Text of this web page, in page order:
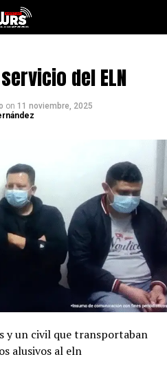
del ELN
on 11 noviembre, 2025
y un civil que transportaban
alusivos al eln